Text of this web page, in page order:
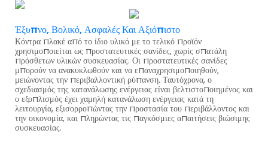
Έξυπνο, Βολικό, Ασφαλές Και Αξιόπιστο
Κόντρα πλακέ από το ίδιο υλικό με το τελικό προϊόν
χρησιμοποιείται ως προστατευτικές σανίδες, χωρίς σπατάλη
πρόσθετων υλικών συσκευασίας. Οι προστατευτικές σανίδες
μπορούν να ανακυκλωθούν και να επαναχρησιμοποιηθούν,
μειώνοντας την περιβαλλοντική ρύπανση. Ταυτόχρονα, ο
σχεδιασμός της κατανάλωσης ενέργειας είναι βελτιστοποιημένος και
ο εξοπλισμός έχει χαμηλή κατανάλωση ενέργειας κατά τη
λειτουργία, εξισορροπώντας την προστασία του περιβάλλοντος και
την οικονομία, και πληρώντας τις παγκόσμιες απαιτήσεις βιώσιμης
συσκευασίας.